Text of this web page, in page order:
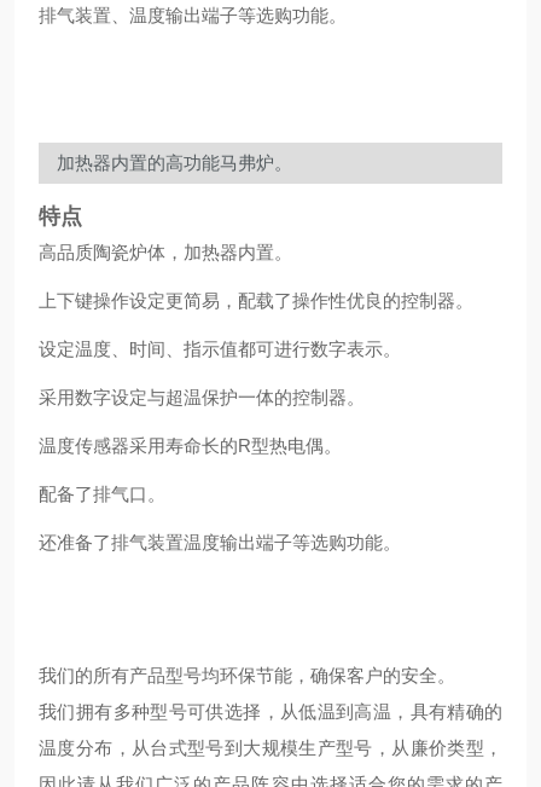
排气装置、温度输出端子等选购功能。
加热器内置的高功能马弗炉。
特点
高品质陶瓷炉体，加热器内置。
上下键操作设定更简易，配载了操作性优良的控制器。
设定温度、时间、指示值都可进行数字表示。
采用数字设定与超温保护一体的控制器。
温度传感器采用寿命长的R型热电偶。
配备了排气口。
还准备了排气装置温度输出端子等选购功能。
我们的所有产品型号均环保节能，确保客户的安全。
我们拥有多种型号可供选择，从低温到高温，具有精确的
温度分布，从台式型号到大规模生产型号，从廉价类型，